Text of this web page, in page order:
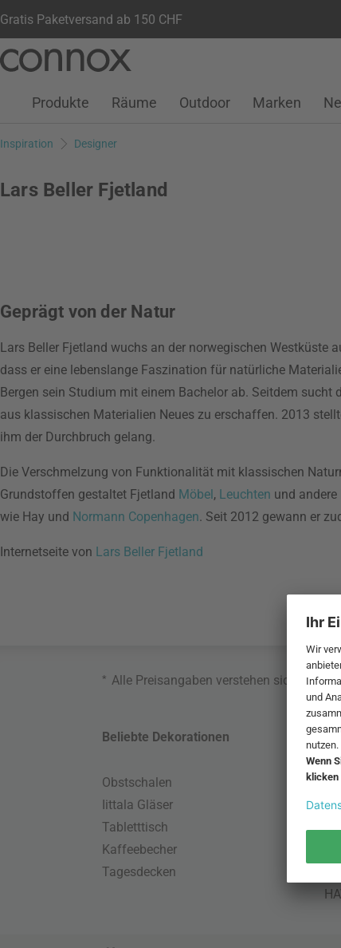
Gratis Paketversand ab 150 CHF
Seiteninhalt
Suchfeld
Kundenkonto
Wunschliste
Warenkorb
Produkte Räume Outdoor Marken
Inspiration Designer
Lars Beller Fjetland
Geprägt von der Natur
Lars Beller Fjetland wuchs an der norwegischen Westküste
dass er eine lebenslange Faszination für natürliche
Bergen sein Studium mit einem Bachelor ab. Seitdem
aus klassischen Materialien Neues zu erschaffen. 2013
ihm der Durchbruch gelang.
Die Verschmelzung von Funktionalität mit klassischen
Grundstoffen gestaltet Fjetland Möbel, Leuchten und
wie Hay und Normann Copenhagen. Seit 2012 gewann er
Internetseite von Lars Beller Fjetland
* Alle Preisangaben verstehen sich
Beliebte Dekorationen
Obstschalen
Iittala Gläser
Tabletttisch
Kaffeebecher
Tagesdecken